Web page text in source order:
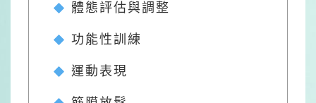
體態評估與調整
功能性訓練
運動表現